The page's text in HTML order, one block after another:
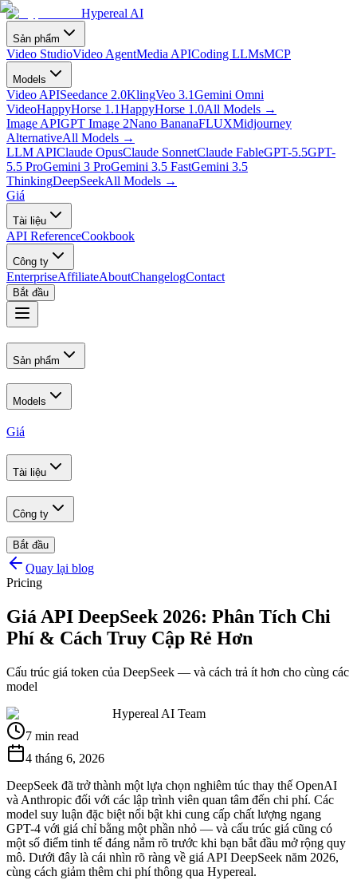
Hypereal AI
Sản phẩm
Video StudioVideo AgentMedia APICoding LLMsMCP
Models
Video APISeedance 2.0KlingVeo 3.1Gemini Omni
VideoHappyHorse 1.1HappyHorse 1.0All Models →
Image APIGPT Image 2Nano BananaFLUXMidjourney
AlternativeAll Models →
LLM APIClaude OpusClaude SonnetClaude FableGPT-5.5GPT-
5.5 ProGemini 3 ProGemini 3.5 FastGemini 3.5
ThinkingDeepSeekAll Models →
Giá
Tài liệu
API ReferenceCookbook
Công ty
EnterpriseAffiliateAboutChangelogContact
Bắt đầu
Sản phẩm
Models
Giá
Tài liệu
Công ty
Bắt đầu
Quay lại blog
Pricing
Giá API DeepSeek 2026: Phân Tích Chi
Phí & Cách Truy Cập Rẻ Hơn
Cấu trúc giá token của DeepSeek — và cách trả ít hơn cho cùng các
model
Hypereal AI Team
7 min read
4 tháng 6, 2026
DeepSeek đã trở thành một lựa chọn nghiêm túc thay thế OpenAI
và Anthropic đối với các lập trình viên quan tâm đến chi phí. Các
model suy luận đặc biệt nổi bật khi cung cấp chất lượng ngang
GPT-4 với giá chỉ bằng một phần nhỏ — và cấu trúc giá cũng có
một số điểm tinh tế đáng nắm rõ trước khi bạn bắt đầu mở rộng quy
mô. Dưới đây là cái nhìn rõ ràng về giá API DeepSeek năm 2026,
cùng cách giảm thêm chi phí thông qua Hypereal.